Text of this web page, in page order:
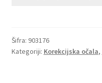
Šifra: 903176
Kategoriji: Korekcijska očala,